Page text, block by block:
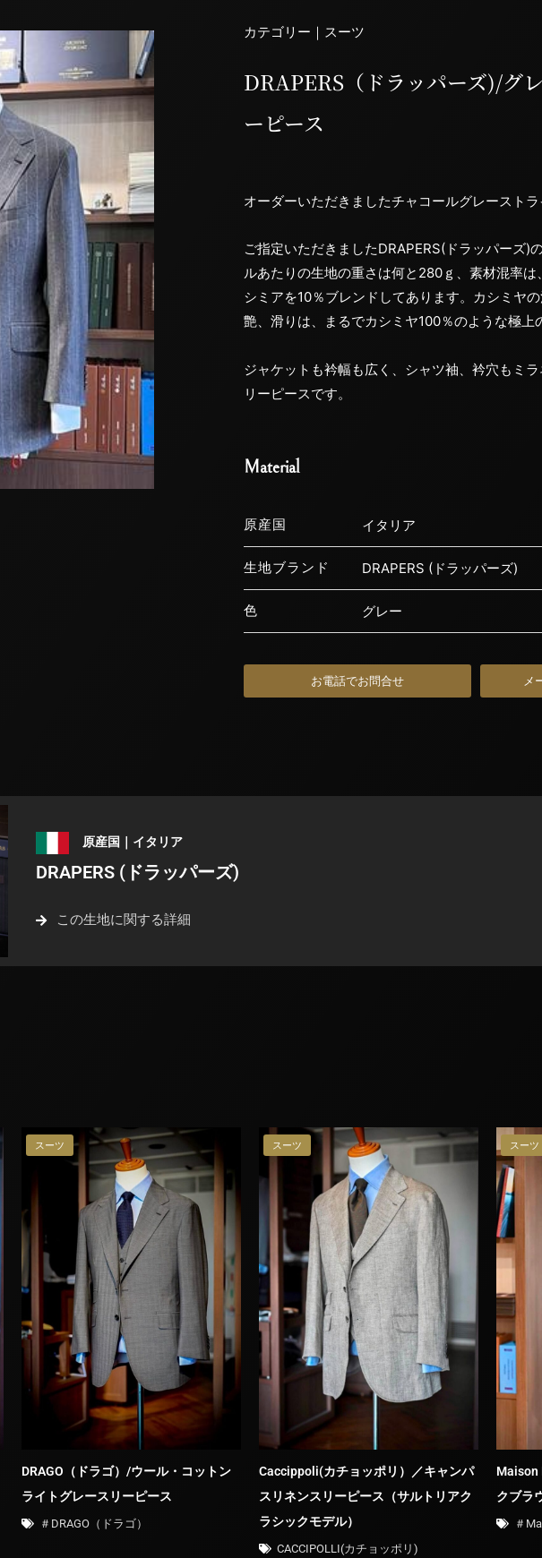
カテゴリー｜ スーツ
DRAPERS（ドラッパーズ)/グ
ーピース
オーダーいただきましたチャコールグレースト
ご指定いただきましたDRAPERS(ドラッパーズ)
ルあたりの生地の重さは何と280ｇ、素材混率は
シミアを10％ブレンドしてあります。カシミヤ
艶、滑りは、まるでカシミヤ100％のような極上
ジャケットも衿幅も広く、シャツ袖、衿穴もミ
リーピースです。
Material
原産国 イタリア
生地ブランド DRAPERS (ドラッパーズ)
色 グレー
お電話でお問合せ メ
原産国｜イタリア
DRAPERS (ドラッパーズ)
この生地に関する詳細
スーツ
DRAGO（ドラゴ）/ウール・コットン
ライトグレースリーピース
＃DRAGO（ドラゴ）
スーツ
Caccippoli(カチョッポリ）／キャンパ
スリネンスリーピース（サルトリアク
ラシックモデル）
CACCIPOLLI(カチョッポリ)
スーツ
Maison
クブラ
＃